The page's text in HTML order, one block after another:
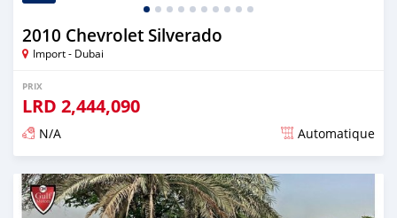
2010 Chevrolet Silverado
Import - Dubai
PRIX
LRD 2,444,090
N/A Automatique
Publié il y a presque 6 ans